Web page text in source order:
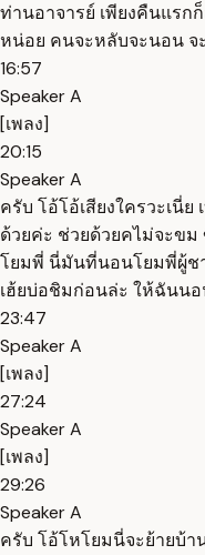
ท่านอาจารย์ เพียงคืนแร
หน่อย คนจะหลับจะนอน จ
16:57
Speaker A
[เพลง]
20:15
Speaker A
ครับ โอ้โอ้เสียงใครวะเนี่ย
ด้วยค่ะ ช่วยด้วยคไม่จะข
โยมพี่ นี่มันที่นอนโยมพี่ผู้ช
เฮ้ยบ่อชิมก่อนล่ะ ให้ฉันน
23:47
Speaker A
[เพลง]
27:24
Speaker A
[เพลง]
29:26
Speaker A
ครับ โอ้โหโยมนี่จะย้ายบ้า